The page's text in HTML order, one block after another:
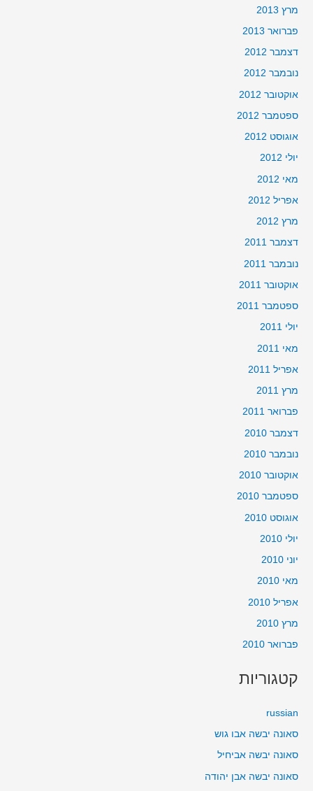
מרץ 2013
פברואר 2013
דצמבר 2012
נובמבר 2012
אוקטובר 2012
ספטמבר 2012
אוגוסט 2012
יולי 2012
מאי 2012
אפריל 2012
מרץ 2012
דצמבר 2011
נובמבר 2011
אוקטובר 2011
ספטמבר 2011
יולי 2011
מאי 2011
אפריל 2011
מרץ 2011
פברואר 2011
דצמבר 2010
נובמבר 2010
אוקטובר 2010
ספטמבר 2010
אוגוסט 2010
יולי 2010
יוני 2010
מאי 2010
אפריל 2010
מרץ 2010
פברואר 2010
קטגוריות
russian
סאונה יבשה אבו גוש
סאונה יבשה אביחיל
סאונה יבשה אבן יהודה